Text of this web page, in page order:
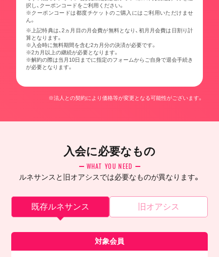
択し、クーポンコードをご利用ください。
※クーポンコードは都度チケットのご購入にはご利用いただけませ
ん。
※上記特典は、2ヵ月目の月会費が無料となり、初月月会費は日割り計
算となります。
※入会時に無料期間を含む2カ月分の決済が必要です。
※2カ月以上の継続が必要となります。
※解約の際は当月10日までに指定のフォームからご自身で退会手続き
が必要となります。
※法人との契約により価格等が変更となる可能性がございます。
入会に必要なもの
WHAT YOU NEED
ルネサンスと旧オアシスでは必要なものが異なります。
既存ルネサンス 旧オアシス
対象会員